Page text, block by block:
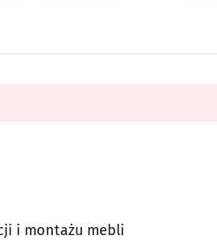
i montażu mebli